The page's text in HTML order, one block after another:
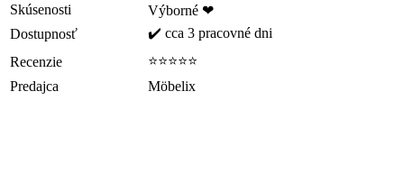
Skúsenosti
Výborné ❤
Dostupnosť
✔️ cca 3 pracovné dni
Recenzie
⭐⭐⭐⭐⭐
Predajca
Möbelix